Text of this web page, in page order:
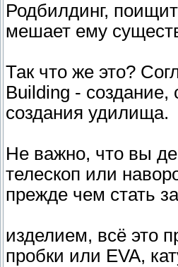
Родбилдинг,
мешает ему
Так что же это?
Building - создание,
создания удилища.
Не важно, что вы
телескоп или
прежде чем стать
изделием, всё это
пробки или EVA,